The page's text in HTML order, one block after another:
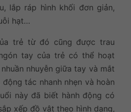
lắp ráp hình khối đơn giản,
hạt…
trẻ từ đó cũng được trau
tay của trẻ có thể hoạt
nhuyễn giữa tay và mắt
tác nhanh nhẹn và hoàn
này đã biết hành động có
xếp đồ vật theo hình dạng,